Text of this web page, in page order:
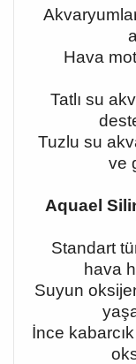
Hava
Tatlı su
Tuzlu su
ve
Aquael
Standart
hava
Suyun
İnce